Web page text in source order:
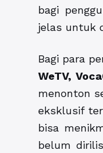
bagi
jelas untuk
Bagi para
WeTV,
menonton
eksklusif
bisa
belum